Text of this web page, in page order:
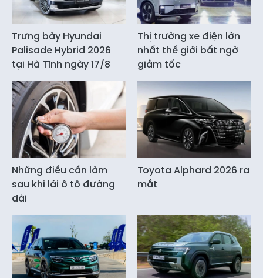
Trưng bày Hyundai
Palisade Hybrid 2026
tại Hà Tĩnh ngày 17/8
Thị trường xe điện lớn
nhất thế giới bất ngờ
giảm tốc
Những điều cần làm
sau khi lái ô tô đường
dài
Toyota Alphard 2026 ra
mắt